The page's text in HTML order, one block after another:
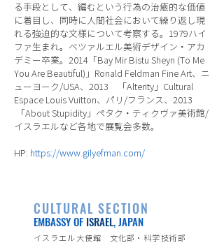
る手段として、編むという行為の治癒的な価値
に着目し、同時に人間社会において繰り返し現
れる強迫的な文様について考察する。1979ハイ
ファ生まれ。ベツァルエル美術デザイン・アカ
デミー卒業。2014「Bay Mir Bistu Sheyn (To Me
You Are Beautiful)」Ronald Feldman Fine Art、ニ
ューヨーク/USA、2013 「Alterity」Cultural
Espace Louis Vuitton、パリ/フランス、2013
「About Stupidity」ペタク・ティクヴァ美術館/
イスラエルなど各地で展覧会多数。
HP: https://www.gilyefman.com/
CULTURAL SECTION
EMBASSY OF ISRAEL, JAPAN
イスラエル大使館 文化部・科学技術部